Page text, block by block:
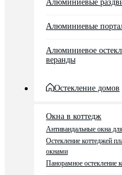
Алюминиевые
Алюминиевые
Алюминиевое
веранды
Остекление домов
Окна в коттедж
Антивандальные окна
Остекление коттеджей
окнами
Панорамное остекление